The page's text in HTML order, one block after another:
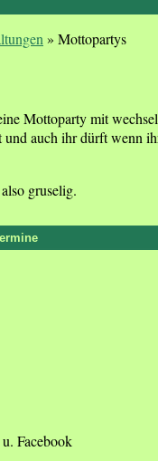
» Mottopartys
Mottoparty mit
auch ihr dürft wenn
gruselig.
Facebook